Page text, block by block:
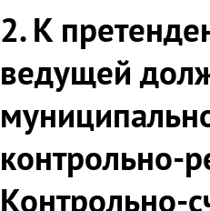
2. К
ведущей
контрольно-
Контрольно-